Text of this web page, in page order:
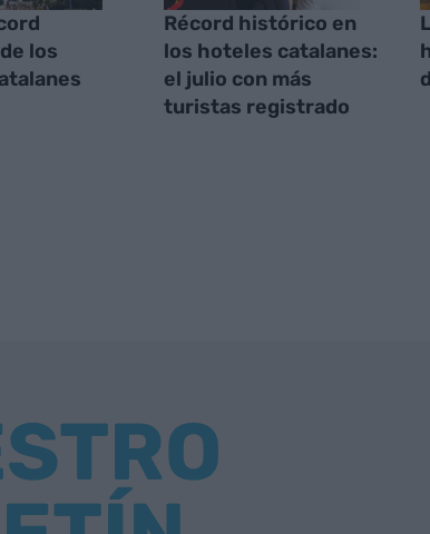
los
Récord histórico en
los hoteles catalanes:
el julio con más
turistas registrado